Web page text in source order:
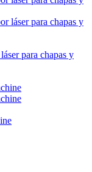
para chapas y